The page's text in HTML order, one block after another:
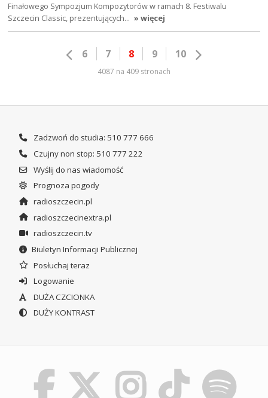
Finałowego Sympozjum Kompozytorów w ramach 8. Festiwalu
Szczecin Classic, prezentujących… » więcej
6 7 8 9 10
4087 na 409 stronach
Zadzwoń do studia: 510 777 666
Czujny non stop: 510 777 222
Wyślij do nas wiadomość
Prognoza pogody
radioszczecin.pl
radioszczecinextra.pl
radioszczecin.tv
Biuletyn Informacji Publicznej
Posłuchaj teraz
Logowanie
DUŻA CZCIONKA
DUŻY KONTRAST